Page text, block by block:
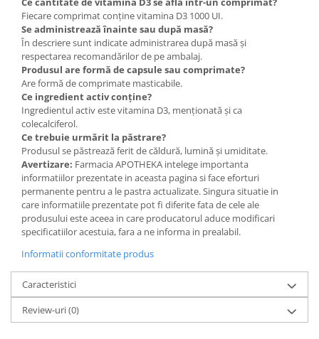
Fiecare comprimat conține vitamina D3 1000 UI.
Se administrează înainte sau după masă?
În descriere sunt indicate administrarea după masă și
respectarea recomandărilor de pe ambalaj.
Produsul are formă de capsule sau comprimate?
Are formă de comprimate masticabile.
Ce ingredient activ conține?
Ingredientul activ este vitamina D3, menționată și ca
colecalciferol.
Ce trebuie urmărit la păstrare?
Produsul se păstrează ferit de căldură, lumină și umiditate.
Avertizare: Farmacia APOTHEKA intelege importanta
informatiilor prezentate in aceasta pagina si face eforturi
permanente pentru a le pastra actualizate. Singura situatie in
care informatiile prezentate pot fi diferite fata de cele ale
produsului este aceea in care producatorul aduce modificari
specificatiilor acestuia, fara a ne informa in prealabil.
Informatii conformitate produs
Caracteristici
Review-uri(0)